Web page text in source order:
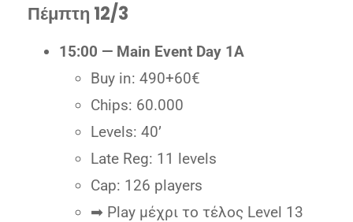
Πέμπτη 12/3
15:00 — Main Event Day 1A
Buy in: 490+60€
Chips: 60.000
Levels: 40’
Late Reg: 11 levels
Cap: 126 players
➡ Play μέχρι το τέλος Level 13